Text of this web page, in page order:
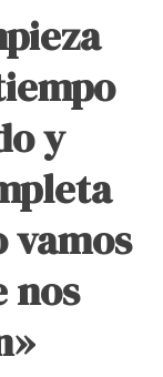
y
vamos
nos